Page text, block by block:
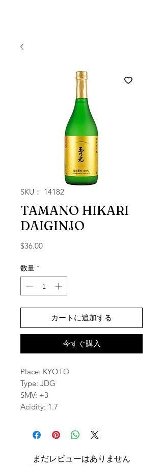
SKU： 14182
TAMANO HIKARI
DAIGINJO
$36.00価格
数量 *
カートに追加する
今すぐ購入
Place: KYOTO
Type: JDG
SMV: +3
Acidity: 1.7
まだレビューはありません